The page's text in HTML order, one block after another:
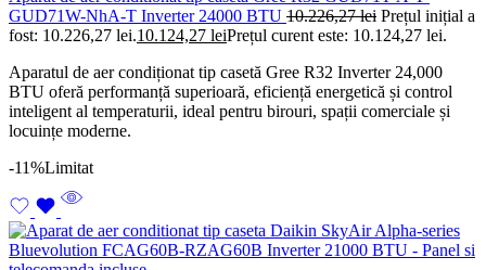
GUD71W-NhA-T Inverter 24000 BTU 10.226,27lei Prețul inițial a
fost: 10.226,27 lei.10.124,27 leiPrețul curent este: 10.124,27 lei.
Aparatul de aer condiționat tip casetă Gree R32 Inverter 24,000
BTU oferă performanță superioară, eficiență energetică și control
inteligent al temperaturii, ideal pentru birouri, spații comerciale și
locuințe moderne.
-11%Limitat